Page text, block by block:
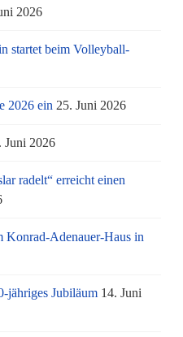
2026
startet beim Volleyball-
2026 ein 25. Juni 2026
Juni 2026
radelt“ erreicht einen
Konrad-Adenauer-Haus in
jähriges Jubiläum 14. Juni